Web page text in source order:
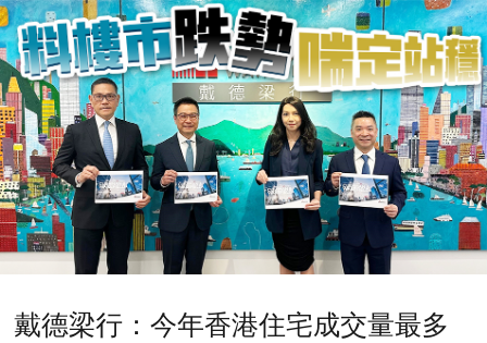
戴德梁行：今年香港住宅成交量最多